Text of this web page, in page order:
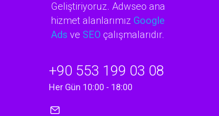
Geliştiriyoruz. Adwseo ana
hizmet alanlarımız Google
Ads ve SEO çalışmalarıdır.
+90 553 199 03 08
Her Gün 10:00 - 18:00